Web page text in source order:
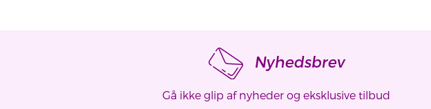
Nyhedsbrev
Gå ikke glip af nyheder og eksklusive tilbud